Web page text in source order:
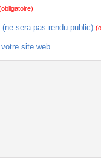
sera pas rendu public)
site web